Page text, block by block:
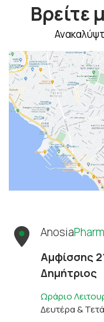
Βρείτε
Anosia
Αμφίσσης
Δημήτριος
Ωράριο
Δευτέρα &